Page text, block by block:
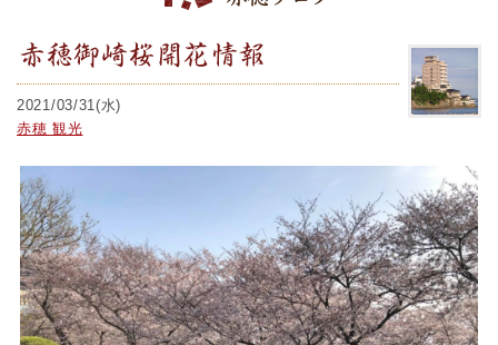
赤穂御崎桜開花情報
2021/03/31(水)
赤穂 観光